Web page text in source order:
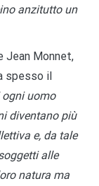
anzitutto un
Jean Monnet,
spesso il
ogni uomo
diventano più
e, da tale
alle
natura ma